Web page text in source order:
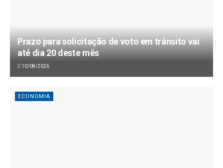
Prazo para solicitação de voto em trânsito vai
até dia 20 deste mês
10/08/2026
ECONOMIA